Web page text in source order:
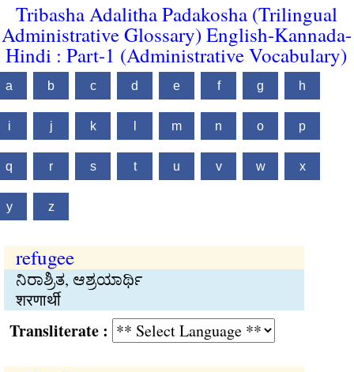
Tribasha Adalitha Padakosha (Trilingual
Administrative Glossary) English-Kannada-
Hindi : Part-1 (Administrative Vocabulary)
a b c d e f g h
i j k m n o p
q r s t u v w x
y z
refugee
ನಿರಾಶ್ರಿತ, ಆಶ್ರಯಾರ್ಥಿ
शरणार्थी
: